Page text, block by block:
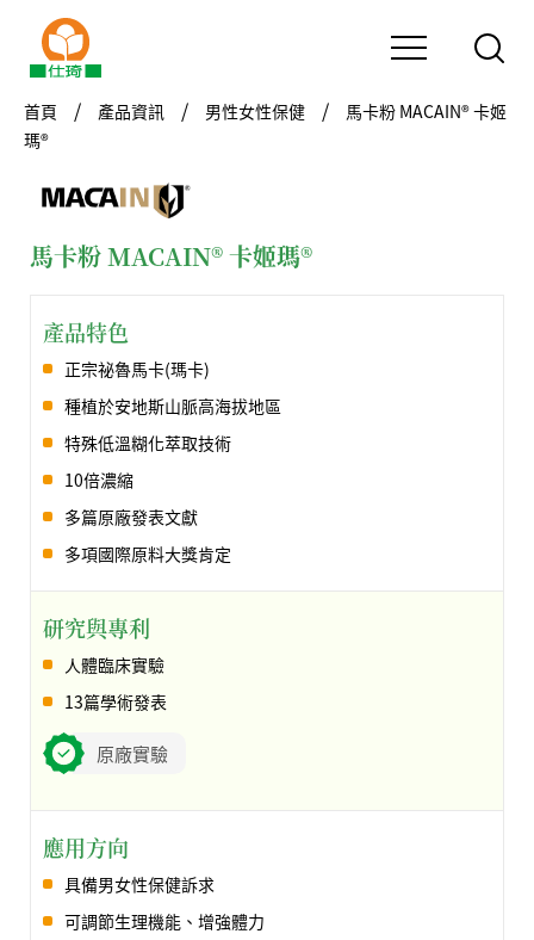
首頁 產品資訊 男性女性保健
馬卡粉 MACAIN® 卡姬
瑪®
馬卡粉 MACAIN® 卡姬瑪®
產品特色
正宗祕魯馬卡(瑪卡)
種植於安地斯山脈高海拔地區
特殊低溫糊化萃取技術
10倍濃縮
多篇原廠發表文獻
多項國際原料大獎肯定
研究與專利
人體臨床實驗
13篇學術發表
原廠實驗
應用方向
具備男女性保健訴求
可調節生理機能、增強體力